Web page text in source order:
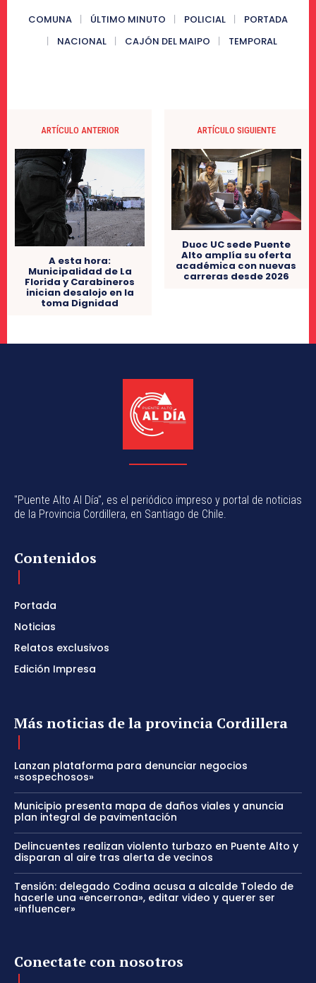
COMUNA ÚLTIMO MINUTO POLICIAL
PORTADA
NACIONAL
CAJÓN DEL MAIPO TEMPORAL
ARTÍCULO ANTERIOR
A esta hora:
Municipalidad de La
Florida y Carabineros
inician desalojo en la
toma Dignidad
ARTÍCULO SIGUIENTE
Duoc UC sede Puente
Alto amplía su oferta
académica con nuevas
carreras desde 2026
"Puente Alto Al Día", es el periódico impreso y portal de noticias
de la Provincia Cordillera, en Santiago de Chile.
Contenidos
Portada
Noticias
Relatos exclusivos
Edición Impresa
Más noticias de la provincia Cordillera
Lanzan plataforma para denunciar negocios
«sospechosos»
Municipio presenta mapa de daños viales y anuncia
plan integral de pavimentación
Delincuentes realizan violento turbazo en Puente Alto y
disparan al aire tras alerta de vecinos
Tensión: delegado Codina acusa a alcalde Toledo de
hacerle una «encerrona», editar video y querer ser
«influencer»
Conectate con nosotros